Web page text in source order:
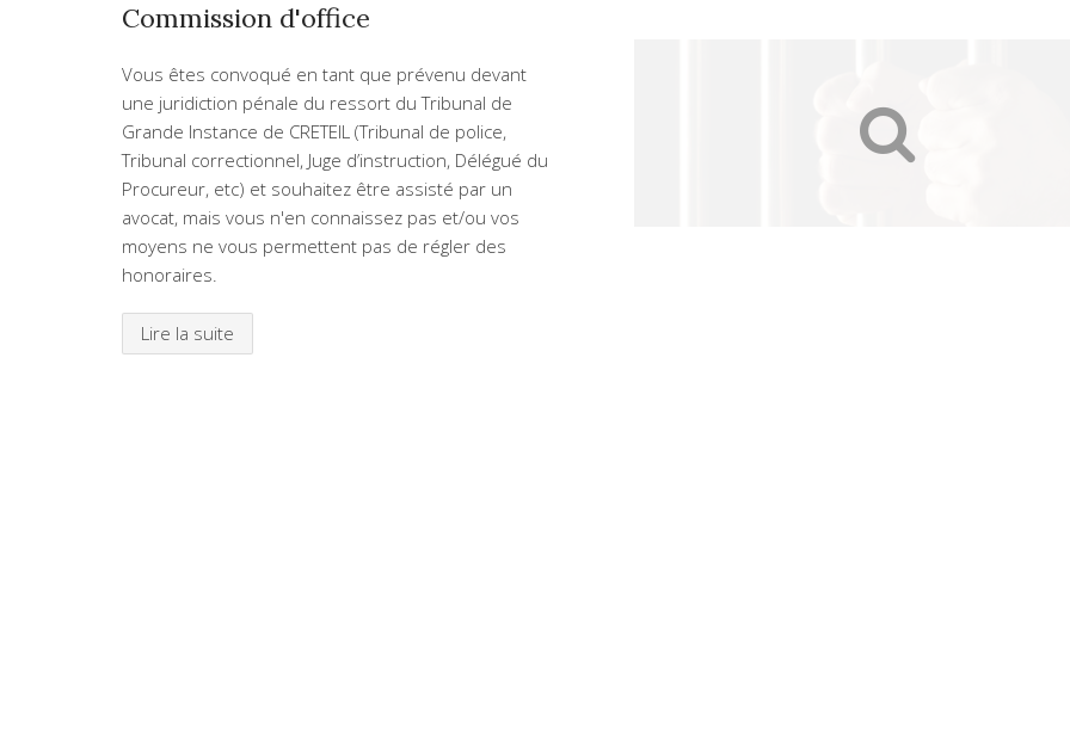
Commission d'office
Vous êtes convoqué en tant que prévenu devant
une juridiction pénale du ressort du Tribunal de
Grande Instance de CRETEIL (Tribunal de police,
Tribunal correctionnel, Juge d’instruction, Délégué du
Procureur, etc) et souhaitez être assisté par un
avocat, mais vous n'en connaissez pas et/ou vos
moyens ne vous permettent pas de régler des
honoraires.
Lire la suite